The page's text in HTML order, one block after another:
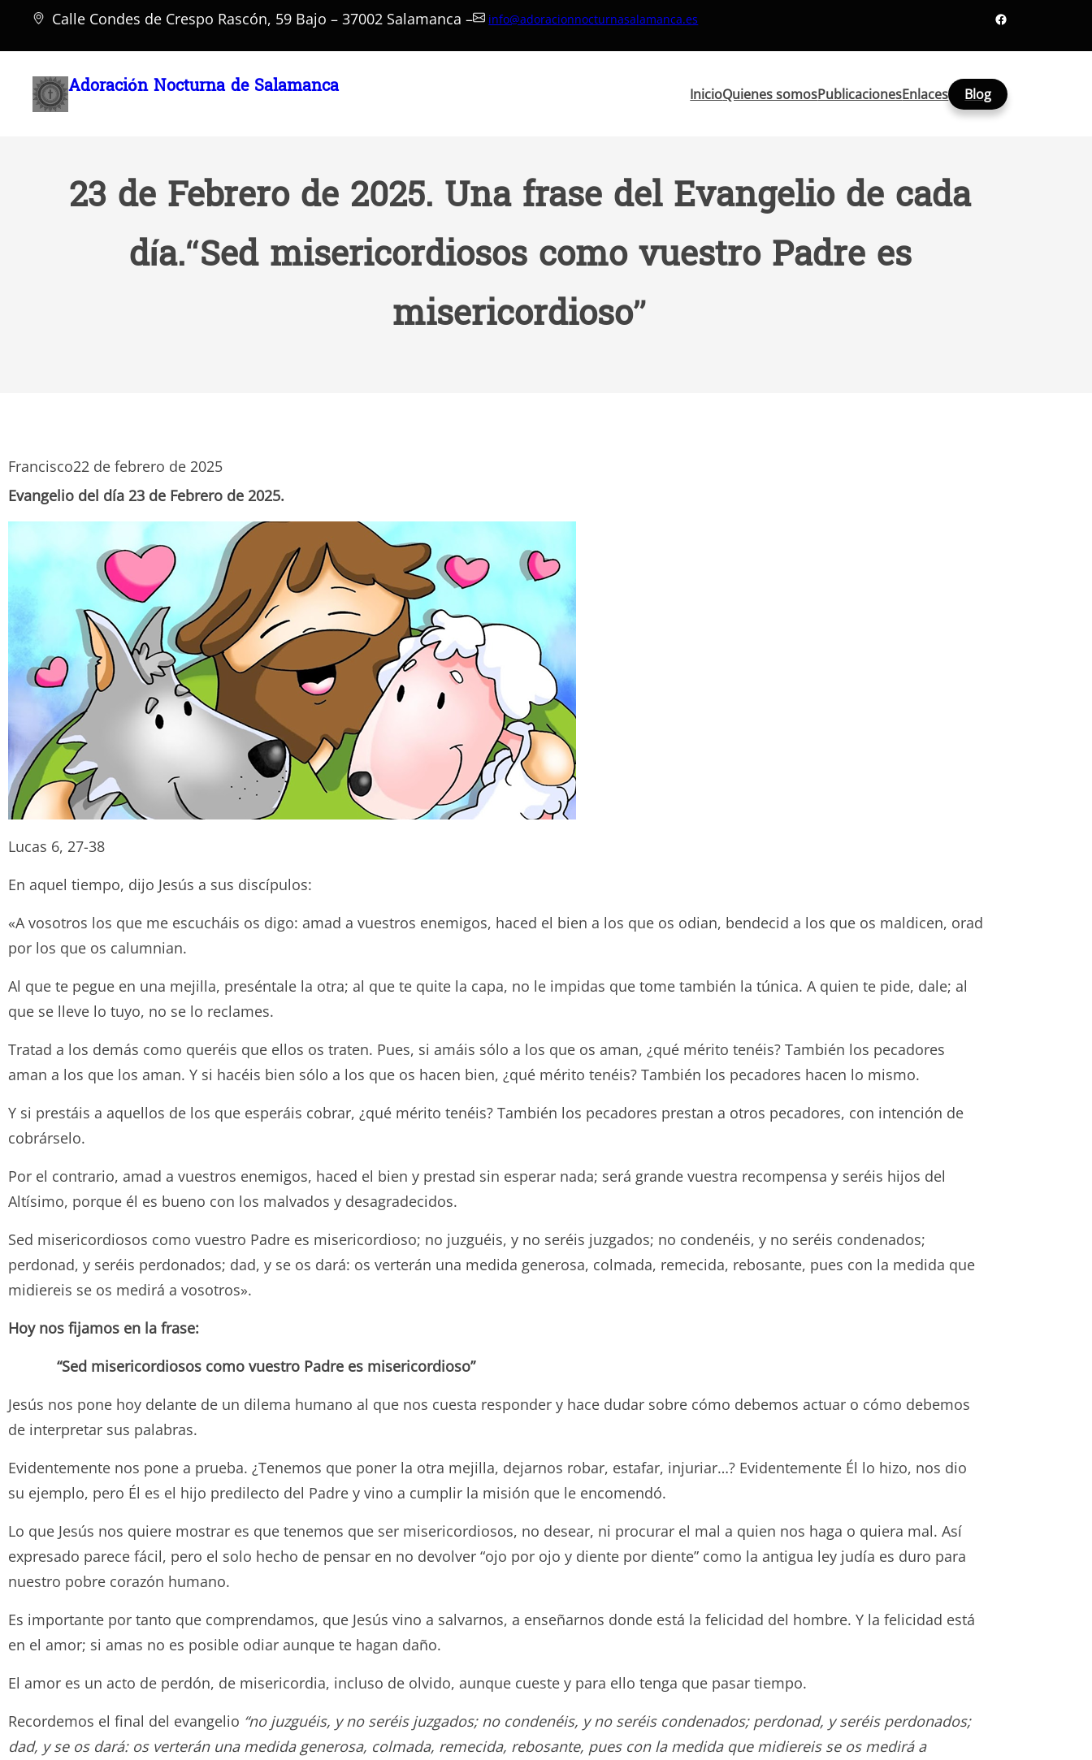
Saltar
Calle Condes de Crespo Rascón, 59 Bajo – 37002 Salamanca – info@adoracionnocturnasalamanca.es Facebook
Adoración Nocturna de Salamanca InicioQuienes somosPublicacionesEnlaces Blog
23 de Febrero de 2025. Una frase del Evangelio de cada
día.“Sed misericordiosos como vuestro Padre es
misericordioso”
Francisco22 de febrero de 2025
Evangelio del día 23 de Febrero de 2025.
Lucas 6, 27-38
En aquel tiempo, dijo Jesús a sus discípulos:
«A vosotros los que me escucháis os digo: amad a vuestros enemigos, haced el bien a los que os odian, bendecid a los que os maldicen, orad
por los que os calumnian.
Al que te pegue en una mejilla, preséntale la otra; al que te quite la capa, no le impidas que tome también la túnica. A quien te pide, dale; al
que se lleve lo tuyo, no se lo reclames.
Tratad a los demás como queréis que ellos os traten. Pues, si amáis sólo a los que os aman, ¿qué mérito tenéis? También los pecadores
aman a los que los aman. Y si hacéis bien sólo a los que os hacen bien, ¿qué mérito tenéis? También los pecadores hacen lo mismo.
Y si prestáis a aquellos de los que esperáis cobrar, ¿qué mérito tenéis? También los pecadores prestan a otros pecadores, con intención de
cobrárselo.
Por el contrario, amad a vuestros enemigos, haced el bien y prestad sin esperar nada; será grande vuestra recompensa y seréis hijos del
Altísimo, porque él es bueno con los malvados y desagradecidos.
Sed misericordiosos como vuestro Padre es misericordioso; no juzguéis, y no seréis juzgados; no condenéis, y no seréis condenados;
perdonad, y seréis perdonados; dad, y se os dará: os verterán una medida generosa, colmada, remecida, rebosante, pues con la medida que
midiereis se os medirá a vosotros».
Hoy nos fijamos en la frase:
“Sed misericordiosos como vuestro Padre es misericordioso”
Jesús nos pone hoy delante de un dilema humano al que nos cuesta responder y hace dudar sobre cómo debemos actuar o cómo debemos
de interpretar sus palabras.
Evidentemente nos pone a prueba. ¿Tenemos que poner la otra mejilla, dejarnos robar, estafar, injuriar…? Evidentemente Él lo hizo, nos dio
su ejemplo, pero Él es el hijo predilecto del Padre y vino a cumplir la misión que le encomendó.
Lo que Jesús nos quiere mostrar es que tenemos que ser misericordiosos, no desear, ni procurar el mal a quien nos haga o quiera mal. Así
expresado parece fácil, pero el solo hecho de pensar en no devolver “ojo por ojo y diente por diente” como la antigua ley judía es duro para
nuestro pobre corazón humano.
Es importante por tanto que comprendamos, que Jesús vino a salvarnos, a enseñarnos donde está la felicidad del hombre. Y la felicidad está
en el amor; si amas no es posible odiar aunque te hagan daño.
El amor es un acto de perdón, de misericordia, incluso de olvido, aunque cueste y para ello tenga que pasar tiempo.
Recordemos el final del evangelio “no juzguéis, y no seréis juzgados; no condenéis, y no seréis condenados; perdonad, y seréis perdonados;
dad, y se os dará: os verterán una medida generosa, colmada, remecida, rebosante, pues con la medida que midiereis se os medirá a